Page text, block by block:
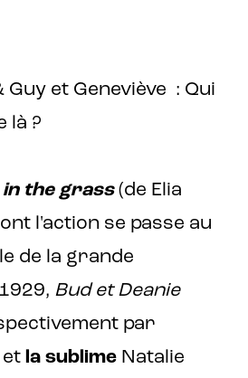
Guy et Geneviève : Qui
là ?
the grass(de Elia
l'action se passe au
de la grande
Bud et Deanie
par
la sublime Natalie